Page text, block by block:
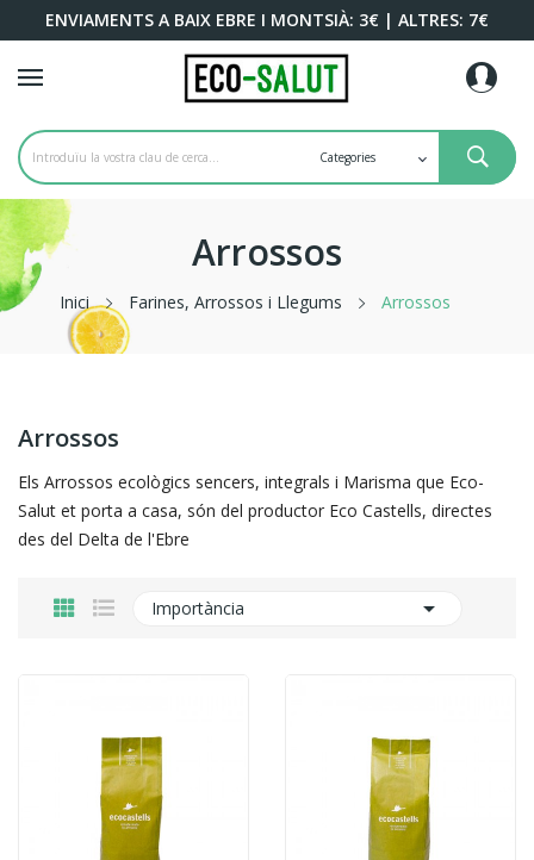
ENVIAMENTS A BAIX EBRE I MONTSIÀ: 3€ | ALTRES: 7€
Arrossos
Inici Farines, Arrossos i Llegums Arrossos
Arrossos
Els Arrossos ecològics sencers, integrals i Marisma que Eco-
Salut et porta a casa, són del productor Eco Castells, directes
des del Delta de l'Ebre
Importància 